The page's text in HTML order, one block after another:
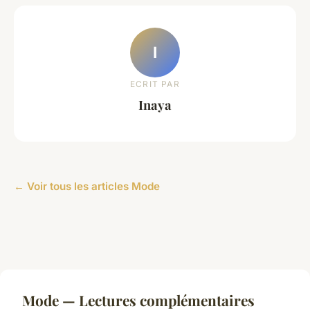
I
ECRIT PAR
Inaya
← Voir tous les articles Mode
Mode — Lectures complémentaires